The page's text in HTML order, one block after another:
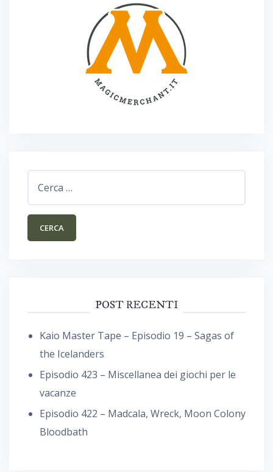
POST RECENTI
Kaio Master Tape – Episodio 19 – Sagas of
the Icelanders
Episodio 423 – Miscellanea dei giochi per le
vacanze
Episodio 422 – Madcala, Wreck, Moon Colony
Bloodbath